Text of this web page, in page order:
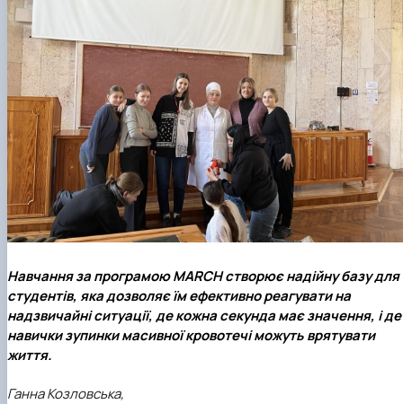
Навчання за програмою MARCH створює надійну базу для
студентів, яка дозволяє їм ефективно реагувати на
надзвичайні ситуації, де кожна секунда має значення, і де
навички зупинки масивної кровотечі можуть врятувати
життя.
Ганна Козловська,